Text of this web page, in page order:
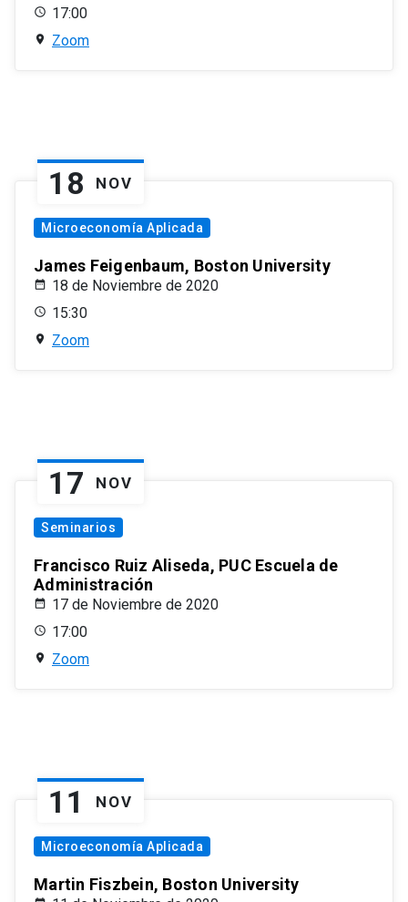
17:00
Zoom
18 NOV
Microeconomía Aplicada
James Feigenbaum, Boston University
18 de Noviembre de 2020
15:30
Zoom
17 NOV
Seminarios
Francisco Ruiz Aliseda, PUC Escuela de
Administración
17 de Noviembre de 2020
17:00
Zoom
11 NOV
Microeconomía Aplicada
Martin Fiszbein, Boston University